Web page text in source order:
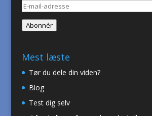
E-
mail-
adresse
Abonnér
Mest læste
Tør du dele din viden?
Blog
Test dig selv